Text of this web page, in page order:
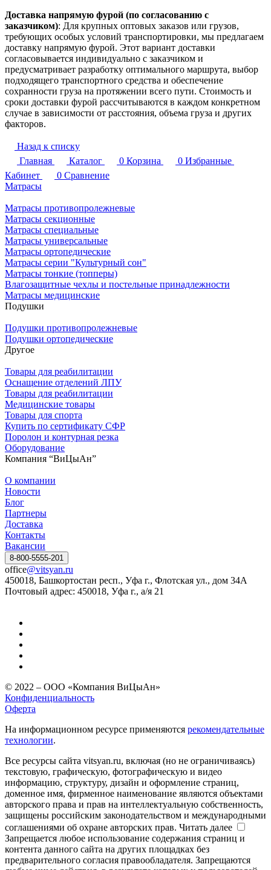
Доставка напрямую фурой (по согласованию с
заказчиком): Для крупных оптовых заказов или грузов,
требующих особых условий транспортировки, мы предлагаем
доставку напрямую фурой. Этот вариант доставки
согласовывается индивидуально с заказчиком и
предусматривает разработку оптимального маршрута, выбор
подходящего транспортного средства и обеспечение
сохранности груза на протяжении всего пути. Стоимость и
сроки доставки фурой рассчитываются в каждом конкретном
случае в зависимости от расстояния, объема груза и других
факторов.
Назад к списку
Главная
Каталог 0 Корзина 0 Избранные
Кабинет
0 Сравнение
Матрасы
Матрасы противопролежневые
Матрасы секционные
Матрасы специальные
Матрасы универсальные
Матрасы ортопедические
Матрасы серии "Культурный сон"
Матрасы тонкие (топперы)
Влагозащитные чехлы и постельные принадлежности
Матрасы медицинские
Подушки
Подушки противопролежневые
Подушки ортопедические
Другое
Товары для реабилитации
Оснащение отделений ЛПУ
Товары для реабилитации
Медицинские товары
Товары для спорта
Купить по сертификату СФР
Поролон и контурная резка
Оборудование
Компания “ВиЦыАн”
О компании
Новости
Блог
Партнеры
Доставка
Контакты
Вакансии
8-800-5555-201
office@vitsyan.ru
450018, Башкортостан респ., Уфа г., Флотская ул., дом 34А
Почтовый адрес: 450018, Уфа г., а/я 21
© 2022 – ООО «Компания ВиЦыАн»
Конфиденциальность
Оферта
На информационном ресурсе применяются рекомендательные
технологии.
Все ресурсы сайта vitsyan.ru, включая (но не ограничиваясь)
текстовую, графическую, фотографическую и видео
информацию, структуру, дизайн и оформление страниц,
доменное имя, фирменное наименование являются объектами
авторского права и прав на интеллектуальную собственность,
защищены российским законодательством и международными
соглашениями об охране авторских прав. Читать далее
Запрещается любое использование содержания страниц и
контента данного сайта на других площадках без
предварительного согласия правообладателя. Запрещаются